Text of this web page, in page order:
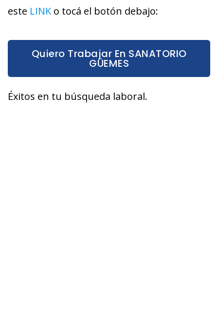
este LINK o tocá el botón debajo:
Quiero Trabajar En SANATORIO
GÜEMES
Éxitos en tu búsqueda laboral.